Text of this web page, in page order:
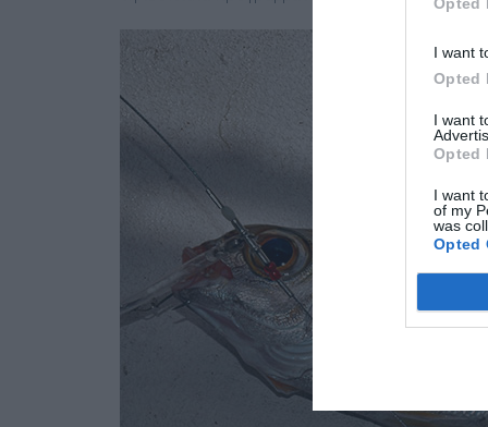
I want
Opted
I want
Opted
I want
of my
was
Opted